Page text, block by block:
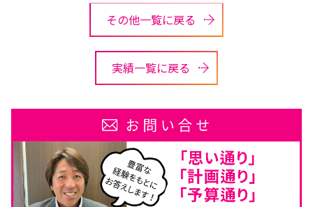
その他一覧に戻る
実績一覧に戻る